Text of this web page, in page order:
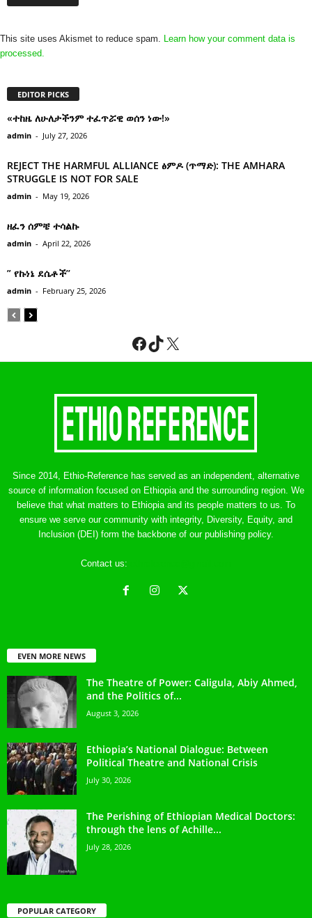
This site uses Akismet to reduce spam. Learn how your comment data is
processed.
EDITOR PICKS
«ተከዜ ለሁለታችንም ተፈጥሯዊ ወሰን ነው!»
admin - July 27, 2026
REJECT THE HARMFUL ALLIANCE ፅምዶ (ጥማድ): THE AMHARA
STRUGGLE IS NOT FOR SALE
admin - May 19, 2026
ዘፈን ሰምቼ ተሳልኩ
admin - April 22, 2026
” የኩነኔ ደሴቶች’’
admin - February 25, 2026
Facebook
TikTok
X
Since 2014, Ethio-Reference has served as an independent, alternative
source of information focused on Ethiopia and the surrounding region. We
believe that what matters to Ethiopia and its people matters to us. To
ensure we serve our community with integrity, Diversity, Equity, and
Inclusion (DEI) form the backbone of our publishing policy.
Contact us:
EVEN MORE NEWS
The Theatre of Power: Caligula, Abiy Ahmed,
and the Politics of...
August 3, 2026
Ethiopia’s National Dialogue: Between
Political Theatre and National Crisis
July 30, 2026
The Perishing of Ethiopian Medical Doctors:
through the lens of Achille...
July 28, 2026
POPULAR CATEGORY